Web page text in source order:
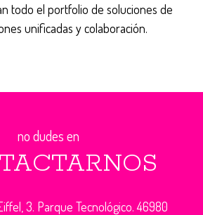
todo el portfolio de soluciones de
unificadas y colaboración.
no dudes en
3. Parque Tecnológico. 46980